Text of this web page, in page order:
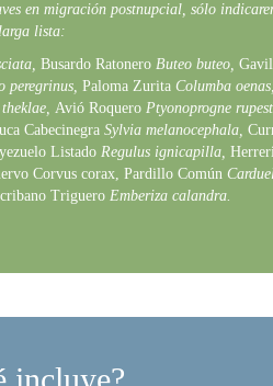
en migración postnupcial, sólo
larga lista:
Busardo RatoneroButeo buteo,
peregrinus, Paloma ZuritaColumba oenas,
Avió Roquero Ptyonoprogne
Cabecinegra Sylvia melanocephala,
Listado Regulus ignicapilla,
Corvus corax, Pardillo Común
Triguero Emberiza calandra.